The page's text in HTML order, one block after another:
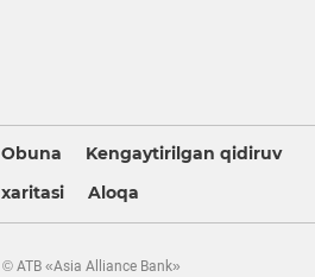
Obuna
Kengaytirilgan qidiruv
Aloqa
ATB «Asia Alliance Bank»